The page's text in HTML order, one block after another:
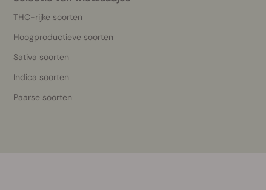
THC-rijke soorten
Hoogproductieve soorten
Sativa soorten
Indica soorten
Paarse soorten